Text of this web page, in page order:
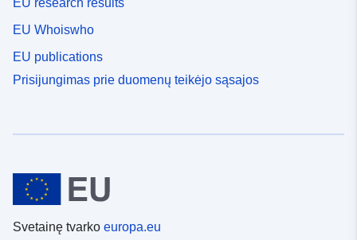
EU research results
EU Whoiswho
EU publications
Prisijungimas prie duomenų teikėjo sąsajos
Svetainę tvarko europa.eu